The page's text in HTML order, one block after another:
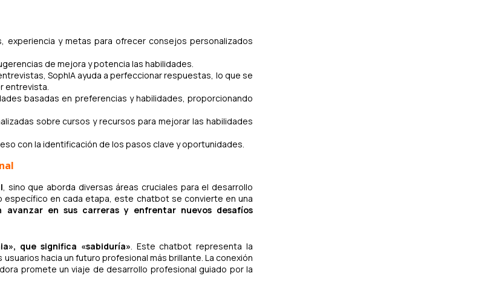
experiencia y metas para ofrecer consejos personalizados
de mejora y potencia las habilidades.
SophIA ayuda a perfeccionar respuestas, lo que se
entrevista.
basadas en preferencias y habilidades, proporcionando
sobre cursos y recursos para mejorar las habilidades
con la identificación de los pasos clave y oportunidades.
, sino que aborda diversas áreas cruciales para el desarrollo
específico en cada etapa, este chatbot se convierte en una
avanzar en sus carreras y enfrentar nuevos desafíos
que significa «sabiduría» . Este chatbot representa la
hacia un futuro profesional más brillante. La conexión
promete un viaje de desarrollo profesional guiado por la